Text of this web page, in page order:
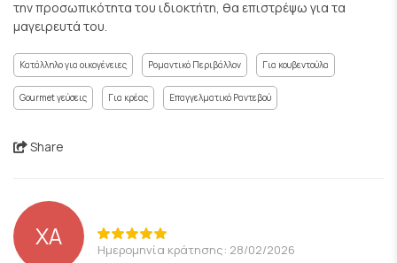
την προσωπικότητα του ιδιοκτήτη, θα επιστρέψω για τα
μαγειρευτά του.
Κατάλληλο για οικογένειες Ρομαντικό Περιβάλλον Για κουβεντούλα
Gourmet γεύσεις Για κρέας Επαγγελματικό Ραντεβού
Share
XA Ημερομηνία κράτησης: 28/02/2026